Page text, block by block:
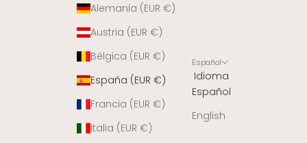
Alemania (EUR €)
Austria (EUR €)
Bélgica (EUR €)
España (EUR €)
Francia (EUR €)
Italia (EUR €)
Español
Idioma
Español
English